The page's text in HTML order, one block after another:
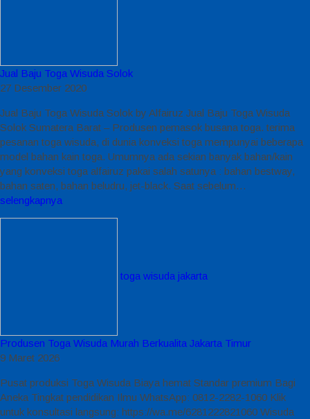
Jual Baju Toga Wisuda Solok
27 Desember 2020
Jual Baju Toga Wisuda Solok by Alfairuz Jual Baju Toga Wisuda
Solok Sumatera Barat – Produsen pemasok busana toga. terima
pesanan toga wisuda, di dunia konveksi toga mempunyai beberapa
model bahan kain toga. Umumnya ada sekian banyak bahan/kain
yang konveksi toga alfairuz pakai salah satunya : bahan bestway,
bahan saten, bahan beludru, jet-black. Saat sebelum…
selengkapnya
toga wisuda jakarta
Produsen Toga Wisuda Murah Berkualita Jakarta Timur
9 Maret 2026
Pusat produksi Toga Wisuda Biaya hemat Standar premium Bagi
Aneka Tingkat pendidikan Ilmu WhatsApp: 0812-2282-1060 Klik
untuk konsultasi langsung: https://wa.me/6281222821060 Wisuda